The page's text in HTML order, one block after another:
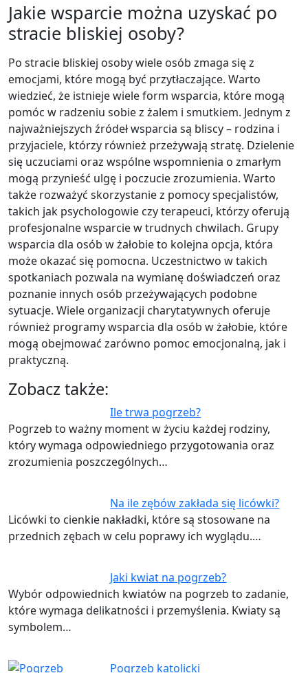
Jakie wsparcie można uzyskać po
stracie bliskiej osoby?
Po stracie bliskiej osoby wiele osób zmaga się z
emocjami, które mogą być przytłaczające. Warto
wiedzieć, że istnieje wiele form wsparcia, które mogą
pomóc w radzeniu sobie z żalem i smutkiem. Jednym z
najważniejszych źródeł wsparcia są bliscy – rodzina i
przyjaciele, którzy również przeżywają stratę. Dzielenie
się uczuciami oraz wspólne wspomnienia o zmarłym
mogą przynieść ulgę i poczucie zrozumienia. Warto
także rozważyć skorzystanie z pomocy specjalistów,
takich jak psychologowie czy terapeuci, którzy oferują
profesjonalne wsparcie w trudnych chwilach. Grupy
wsparcia dla osób w żałobie to kolejna opcja, która
może okazać się pomocna. Uczestnictwo w takich
spotkaniach pozwala na wymianę doświadczeń oraz
poznanie innych osób przeżywających podobne
sytuacje. Wiele organizacji charytatywnych oferuje
również programy wsparcia dla osób w żałobie, które
mogą obejmować zarówno pomoc emocjonalną, jak i
praktyczną.
Zobacz także:
Ile trwa pogrzeb?
Pogrzeb to ważny moment w życiu każdej rodziny,
który wymaga odpowiedniego przygotowania oraz
zrozumienia poszczególnych…
Na ile zębów zakłada się licówki?
Licówki to cienkie nakładki, które są stosowane na
przednich zębach w celu poprawy ich wyglądu.…
Jaki kwiat na pogrzeb?
Wybór odpowiednich kwiatów na pogrzeb to zadanie,
które wymaga delikatności i przemyślenia. Kwiaty są
symbolem…
Pogrzeb katolicki